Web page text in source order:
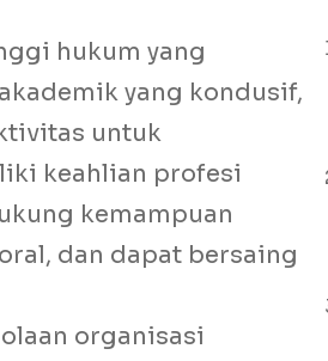
hukum yang
yang kondusif,
untuk
keahlian profesi
kemampuan
dan dapat bersaing
organisasi